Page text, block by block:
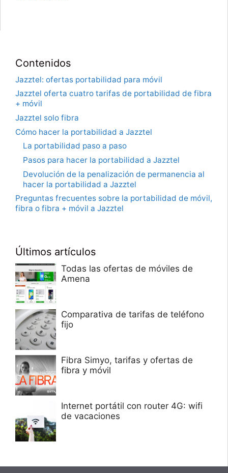
Contenidos
Jazztel: ofertas portabilidad para móvil
Jazztel oferta cuatro tarifas de portabilidad de fibra
+ móvil
Jazztel solo fibra
Cómo hacer la portabilidad a Jazztel
La portabilidad paso a paso
Pasos para hacer la portabilidad a Jazztel
Devolución de la penalización de permanencia al
hacer la portabilidad a Jazztel
Preguntas frecuentes sobre la portabilidad de móvil,
fibra o fibra + móvil a Jazztel
Últimos artículos
Todas las ofertas de móviles de
Amena
Comparativa de tarifas de teléfono
fijo
Fibra Simyo, tarifas y ofertas de
fibra y móvil
Internet portátil con router 4G: wifi
de vacaciones